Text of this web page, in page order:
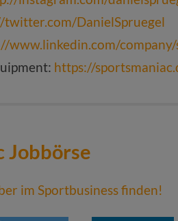
twitter.com/DanielSpruegel
www.linkedin.com/
https://
im Sportbusiness finden!